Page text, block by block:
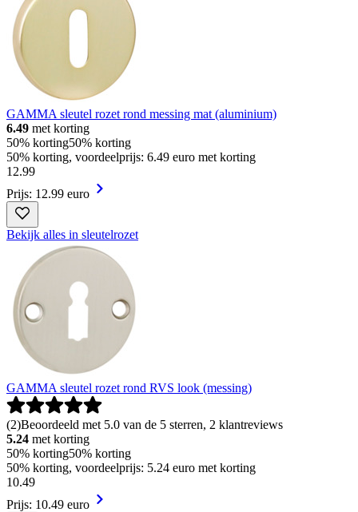
GAMMA sleutel rozet rond messing mat (aluminium)
6.49 met korting
50% korting50% korting
50% korting, voordeelprijs: 6.49 euro met korting
12.99
Prijs: 12.99 euro
Bekijk alles in sleutelrozet
GAMMA sleutel rozet rond RVS look (messing)
(2)Beoordeeld met 5.0 van de 5 sterren, 2 klantreviews
5.24 met korting
50% korting50% korting
50% korting, voordeelprijs: 5.24 euro met korting
10.49
Prijs: 10.49 euro